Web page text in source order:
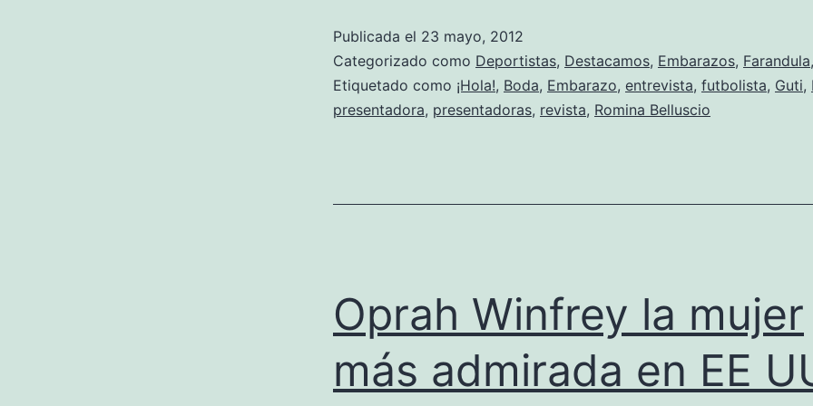
Belluscio
esperan
un
Publicada el 23 mayo, 2012
Categorizado como Deportistas, Destacamos, Embarazos, Farandula,
Etiquetado como ¡Hola!, Boda, Embarazo, entrevista, futbolista, Guti,
presentadora, presentadoras, revista, Romina Belluscio
Oprah Winfrey la mujer
más admirada en EE